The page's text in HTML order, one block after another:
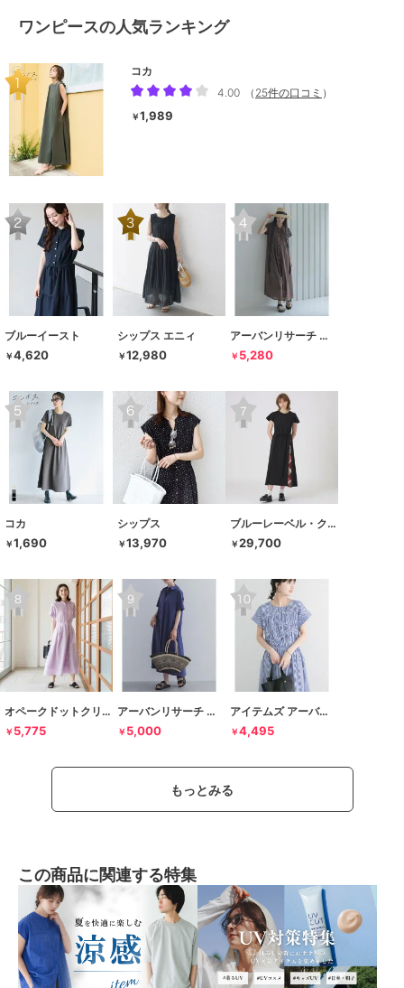
ワンピースの人気ランキング
コカ
4.00
（ 25件の口コミ ）
￥1,989
ブルーイースト
￥4,620
シップス エニィ
￥12,980
アーバンリサーチ サニーレーベル
￥ 5,280
コカ
￥1,690
シップス
￥13,970
ブルーレーベル・クレストブリッジ
￥29,700
オペークドットクリップ
￥ 5,775
アーバンリサーチ ドアーズ
￥ 5,000
アイテムズ アーバンリサーチ
￥4,495
もっとみる
この商品に関連する特集